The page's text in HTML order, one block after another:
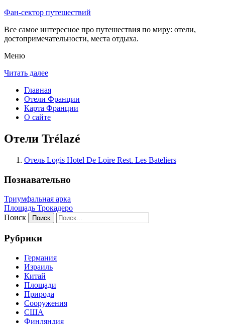
Фан-сектор путешествий
Все самое интересное про путешествия по миру: отели,
достопримечательности, места отдыха.
Меню
Читать далее
Главная
Отели Франции
Карта Франции
О сайте
Отели Trélazé
Отель Logis Hotel De Loire Rest. Les Bateliers
Познавательно
Триумфальная арка
Площадь Трокадеро
Поиск
Рубрики
Германия
Израиль
Китай
Площади
Природа
Сооружения
США
Финляндия